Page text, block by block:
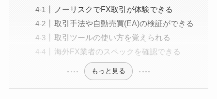
ノーリスクでFX取引が体験できる
取引手法や自動売買(EA)の検証ができる
取引ツールの使い方を覚えられる
海外FX業者のスペックを確認できる
もっと見る